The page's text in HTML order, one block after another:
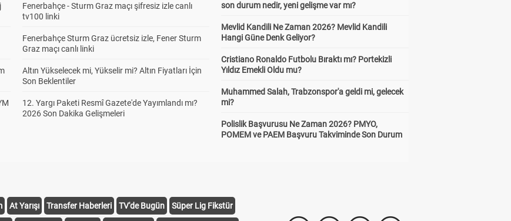
Fenerbahçe - Sturm Graz maçı şifresiz izle canlı
tv100 linki
Fenerbahçe Sturm Graz ücretsiz izle, Fener Sturm
Graz maçı canlı linki
Altın Yükselecek mi, Yükselir mi? Altın Fiyatları İçin
Son Beklentiler
12. Yargı Paketi Resmî Gazete'de Yayımlandı mı?
2026 Son Dakika Gelişmeleri
son durum nedir, yeni gelişme var mı?
Mevlid Kandili Ne Zaman 2026? Mevlid Kandili
Hangi Güne Denk Geliyor?
Cristiano Ronaldo Futbolu Bıraktı mı? Portekizli
Yıldız Emekli Oldu mu?
Muhammed Salah, Trabzonspor'a geldi mi, gelecek
mi?
Polislik Başvurusu Ne Zaman 2026? PMYO,
POMEM ve PAEM Başvuru Takviminde Son Durum
At Yarışı Transfer Haberleri TV'de Bugün Süper Lig Fikstür